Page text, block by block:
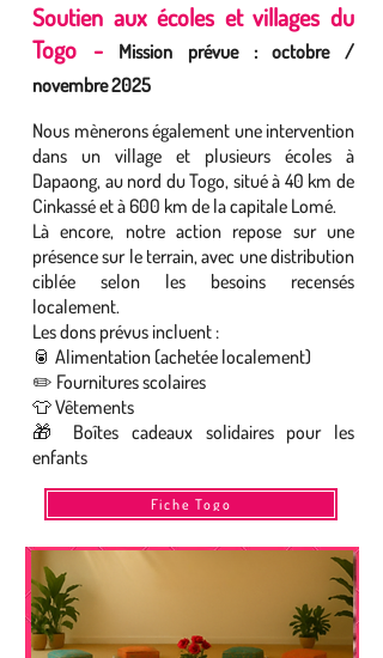
Soutien aux écoles et villages du
Togo -
Mission prévue : octobre /
novembre 2025
Nous mènerons également une intervention
dans un village et plusieurs écoles à
Dapaong, au nord du Togo, situé à 40 km de
Cinkassé et à 600 km de la capitale Lomé.
Là encore, notre action repose sur une
présence sur le terrain, avec une distribution
ciblée selon les besoins recensés
localement.
Les dons prévus incluent :
🥫 Alimentation (achetée localement)
✏️ Fournitures scolaires
👕 Vêtements
🎁 Boîtes cadeaux solidaires pour les
enfants
Fiche Togo